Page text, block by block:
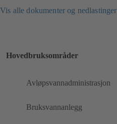
Vis alle dokumenter og nedlastinger
Hovedbruksområder
Avløpsvannadministrasjon
Bruksvannanlegg